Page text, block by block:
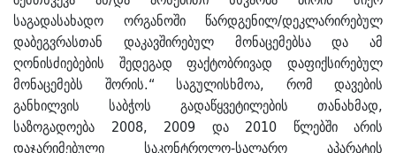
საგადასახადო ორგანოში წარდგენილ/დეკლარირებულ
დაბეგვრასთან დაკავშირებულ მონაცემებსა და ამ
ღონისძიებების შედეგად ფაქტობრივად დაფიქსირებულ
მონაცემებს შორის.“ საგულისხმოა, რომ დავების
განხილვის საბჭოს გადაწყვეტილების თანახმად,
საზოგადოება 2008, 2009 და 2010 წლებში არის
დაჯარიმებული საკონტროლო-სალარო აპარატის